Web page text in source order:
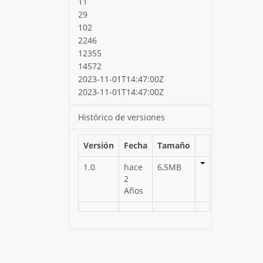
29
102
2246
12355
14572
2023-11-01T14:47:00Z
2023-11-01T14:47:00Z
Histórico de versiones
Versión Fecha
Tamaño
1.0
hace
2
Años
6,5MB